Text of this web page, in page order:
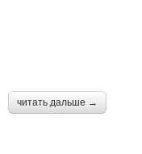
читать дальше →